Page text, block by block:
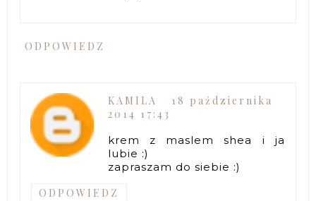
ODPOWIEDZ
KAMILA
18 października
2014 17:43
krem z maslem shea i ja
lubie :)
zapraszam do siebie :)
ODPOWIEDZ